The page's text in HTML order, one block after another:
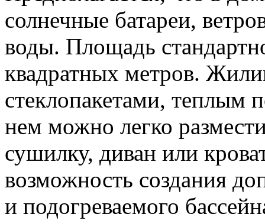
солнечные батареи,
воды. Площадь
квадратных метров.
стеклопакетами, теплым
нем можно легко
сушилку, диван или
возможность создания
и подогреваемого